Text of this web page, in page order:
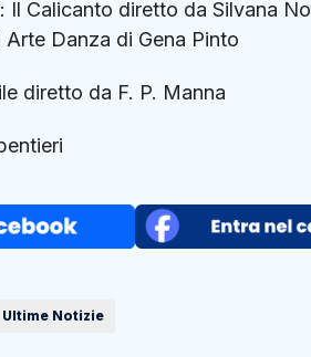
Calicanto diretto da Silvana
Danza di Gena Pinto
diretto da F. P. Manna
Ultime Notizie